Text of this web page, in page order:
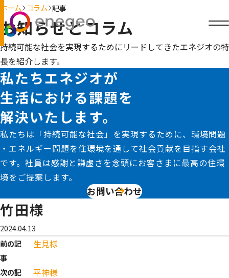
ホーム コラム 記事
お知らせとコラム
持続可能な社会を実現するためにリードしてきたエネジオの特
長を紹介します。
私たちエネジオが
生活における課題を
解決いたします。
私たちは「持続可能な社会」を実現するために、環境問題
・エネルギー問題を住環境を通して社会貢献を目指す会社
です。社員は感謝と謙虚さを念頭にお客さまに最高の住環
境をご提案します。
お問い合わせ
竹田様
2024.04.13
前の記
事
生見様
次の記
平神様